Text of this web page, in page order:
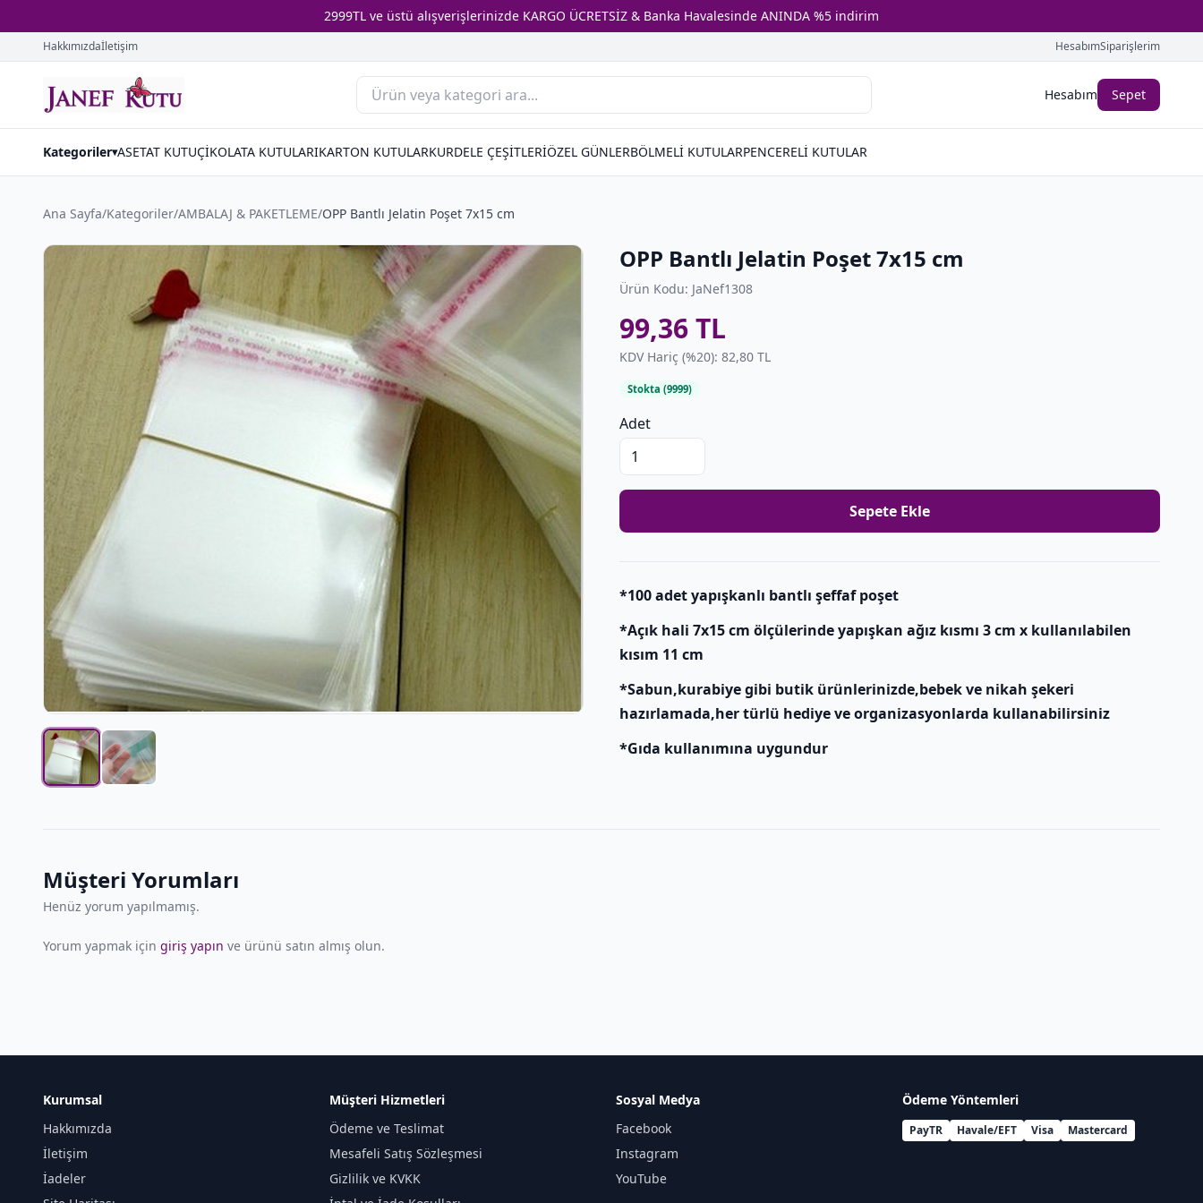
2999TL ve üstü alışverişlerinizde KARGO ÜCRETSİZ & Banka Havalesinde ANINDA %5 indirim
Hakkımızdaİletişim HesabımSiparişlerim
Hesabım Sepet
Kategoriler▾ASETAT KUTUÇİKOLATA KUTULARIKARTON KUTULARKURDELE ÇEŞİTLERİÖZEL GÜNLERBÖLMELİ KUTULARPENCERELİ KUTULAR
Ana Sayfa/Kategoriler/AMBALAJ & PAKETLEME/OPP Bantlı Jelatin Poşet 7x15 cm
OPP Bantlı Jelatin Poşet 7x15 cm
Ürün Kodu: JaNef1308
99,36 TL
KDV Hariç (%20): 82,80 TL
Stokta (9999)
Adet
Sepete Ekle
*100 adet yapışkanlı bantlı şeffaf poşet
*Açık hali 7x15 cm ölçülerinde yapışkan ağız kısmı 3 cm x kullanılabilen
kısım 11 cm
*Sabun,kurabiye gibi butik ürünlerinizde,bebek ve nikah şekeri
hazırlamada,her türlü hediye ve organizasyonlarda kullanabilirsiniz
*Gıda kullanımına uygundur
Müşteri Yorumları
Henüz yorum yapılmamış.
Yorum yapmak için giriş yapın ve ürünü satın almış olun.
Kurumsal
Hakkımızda
İletişim
İadeler
Müşteri Hizmetleri
Ödeme ve Teslimat
Mesafeli Satış Sözleşmesi
Gizlilik ve KVKK
Sosyal Medya
Facebook
Instagram
YouTube
Ödeme Yöntemleri
PayTR Havale/EFT Visa Mastercard